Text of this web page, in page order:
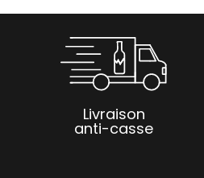
Livraison
anti-casse